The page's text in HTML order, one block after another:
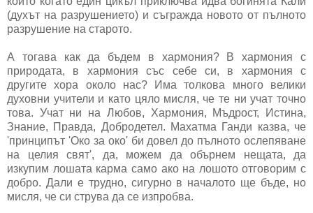
(духът на разрушението) и съгражда новото от пълното
разрушение на старото.
А тогава как да бъдем в хармония? В хармония с
природата, в хармония със себе си, в хармония с
другите хора около нас? Има толкова много велики
духовни учители и като цяло мисля, че те ни учат точно
това. Учат ни на Любов, Хармония, Мъдрост, Истина,
Знание, Правда, Добродетел. Махатма Ганди казва, че
'принципът 'Око за око' би довел до пълното ослепяване
на целия свят', да, можем да обърнем нещата, да
изкупим лошата карма само ако на лошото отговорим с
добро. Дали е трудно, сигурно в началото ще бъде, но
мисля, че си струва да се изпробва.